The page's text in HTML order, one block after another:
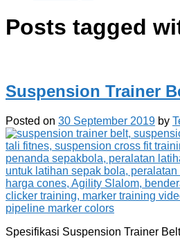
Posts tagged
Suspension Trainer
Posted on 30 September 2019 by
Spesifikasi Suspension Trainer